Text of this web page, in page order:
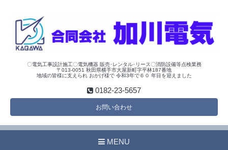
〇電気工事設計施工〇電気機器 販売･レンタル･リース〇消防設備等点検業務
〒013-0051 秋田県横手市大屋新町字平林187番地
地域の皆様に支えられ おかげ様で 令和3年で６０ 年目を迎えました
0182-23-5657
お問い合わせ
MENU